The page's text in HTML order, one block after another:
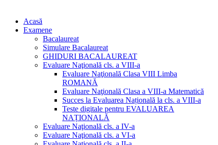
Acasă
Examene
Bacalaureat
Simulare Bacalaureat
GHIDURI BACALAUREAT
Evaluare Naţională cls. a VIII-a
Evaluare Naţională Clasa VIII Limba
ROMANĂ
Evaluare Naţională Clasa a VIII-a Matematică
Succes la Evaluarea Națională la cls. a VIII-a
Teste digitale pentru EVALUAREA
NAȚIONALĂ
Evaluare Naţională cls. a IV-a
Evaluare Naţională cls. a VI-a